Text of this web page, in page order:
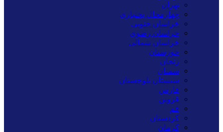
تهران
چهارمحال بختیاری
خراسان جنوبی
خراسان رضوی
خراسان شمالی
خوزستان
زنجان
سمنان
سیستان بلوچستان
فارس
قزوین
قم
کردستان
کرمان